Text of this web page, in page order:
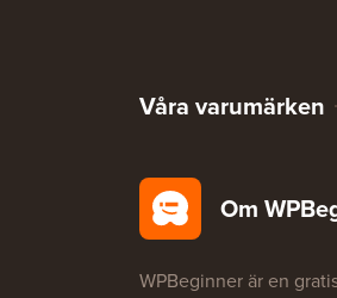
Våra varumärken
Om
WPBeginner är en